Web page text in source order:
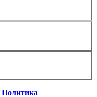
Политика